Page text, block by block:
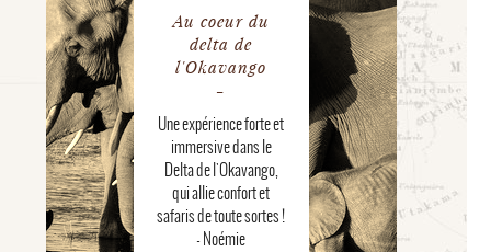
Au coeur du
delta de
l'Okavango
Une expérience forte et
immersive dans le
Delta de l'Okavango,
qui allie confort et
safaris de toute sortes !
- Noémie